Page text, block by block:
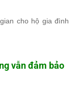
cho hộ gia đình
vẫn đảm bảo